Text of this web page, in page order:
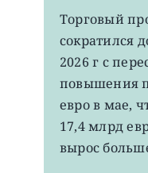
Торговый
сократился
2026 г с
повышения
евро в мае,
17,4 млрд
вырос